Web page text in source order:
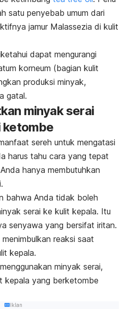
satu penyebab umum dari
jamur Malassezia di kulit
dapat mengurangi
korneum (bagian kulit
produksi minyak,
gatal.
minyak serai
ketombe
sereh untuk mengatasi
harus tahu cara yang tepat
hanya membutuhkan
bahwa Anda tidak boleh
serai ke kulit kepala. Itu
senyawa yang bersifat iritan.
reaksi saat
kepala.
minyak serai,
kepala yang berketombe
Iklan